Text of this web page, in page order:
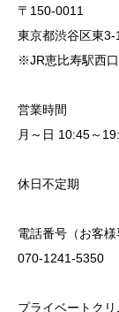
〒150-0011
東京都渋谷区東
※JR恵比寿駅西
営業時間
月～日 10:45～
休日不定期
電話番号（お客様
070-1241-5350
プライベートク